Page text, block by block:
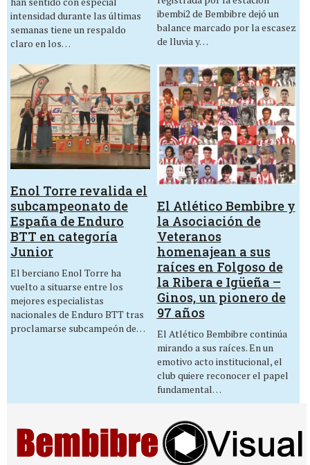
intensidad durante las últimas
semanas tiene un respaldo
claro en los…
ibembi2 de Bembibre dejó un
balance marcado por la escasez
de lluvia y…
Enol Torre revalida el
subcampeonato de
España de Enduro
BTT en categoría
Junior
El berciano Enol Torre ha
vuelto a situarse entre los
mejores especialistas
nacionales de Enduro BTT tras
proclamarse subcampeón de…
El Atlético Bembibre y
la Asociación de
Veteranos
homenajean a sus
raíces en Folgoso de
la Ribera e Igüeña –
Ginos, un pionero de
97 años
El Atlético Bembibre continúa
mirando a sus raíces. En un
emotivo acto institucional, el
club quiere reconocer el papel
fundamental…